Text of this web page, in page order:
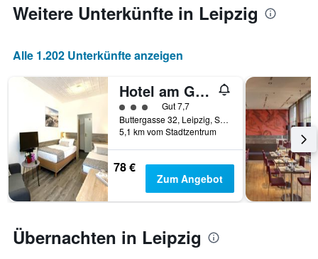
durchschnittlichen
Zimmerpreis
Weitere Unterkünfte in Leipzig
Alle 1.202 Unterkünfte anzeigen
Hotel am Gutspark
Bewertungskategorie 3
Gut 7,7
Buttergasse 32, Leipzig, Sachsen, Deutschland
5,1 km vom Stadtzentrum
78 €
Zum Angebot
Übernachten in Leipzig